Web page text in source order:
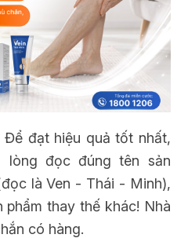
đạt hiệu quả tốt nhất,
lòng đọc đúng tên sản
là Ven - Thái - Minh),
thay thế khác! Nhà
có hàng.